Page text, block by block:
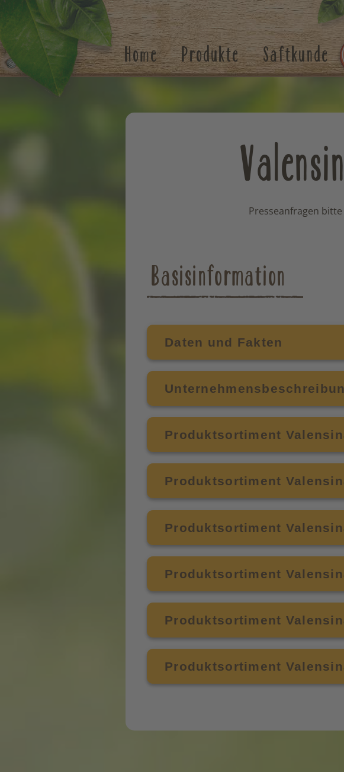
Home Produkte Saftkunde
Suchen
Presseanfragen
Basisinformation
Daten und Fakten
Produktsortiment
Produktsortiment
Produktsortiment
Produktsortiment
Produktsortiment
Produktsortiment